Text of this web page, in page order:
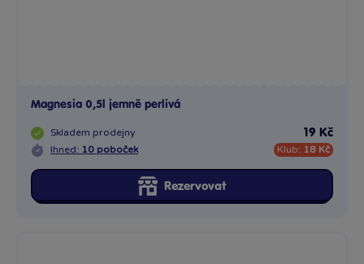
Magnesia 0,5l jemně perlivá
Skladem prodejny
Ihned: 10 poboček
19 Kč
Klub: 18 Kč
Rezervovat